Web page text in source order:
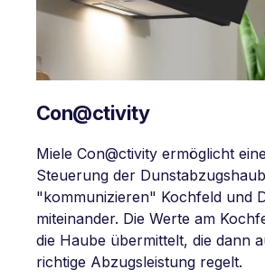
Con@ctivity
Miele Con@ctivity ermöglicht
Steuerung der
"kommunizieren" Kochfeld und
miteinander. Die Werte am
die Haube übermittelt, die dann
richtige Abzugsleistung regelt.